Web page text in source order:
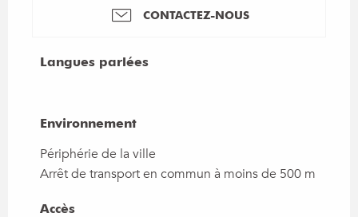
CONTACTEZ-NOUS
Langues parlées
Langues parlées
Environnement
Environnement
Périphérie de la ville
Arrêt de transport en commun à moins de 500 m
Accès
Accès